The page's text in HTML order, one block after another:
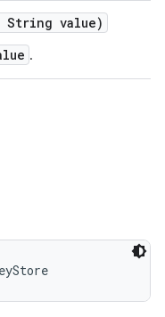
String value)
.